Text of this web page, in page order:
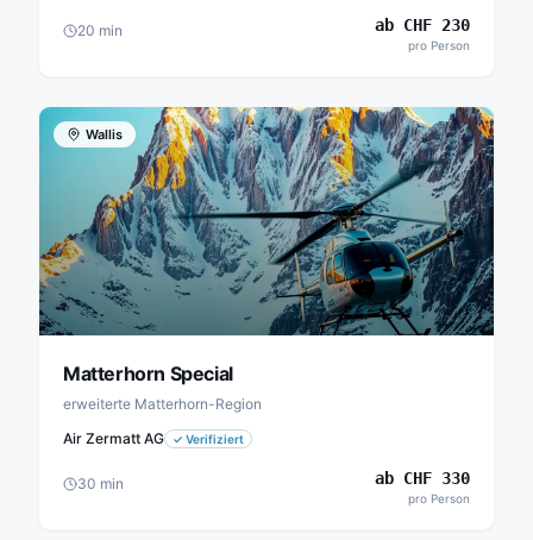
20 min ab CHF 230
pro Person
Wallis
Matterhorn Special
erweiterte Matterhorn-Region
Air Zermatt AG
✓ Verifiziert
30 min ab CHF 330
pro Person